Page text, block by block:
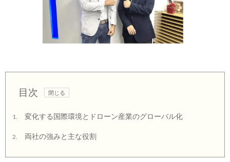
目次
1. 変化する国際環境とドローン産業のグローバル化
2. 両社の強みと主な役割